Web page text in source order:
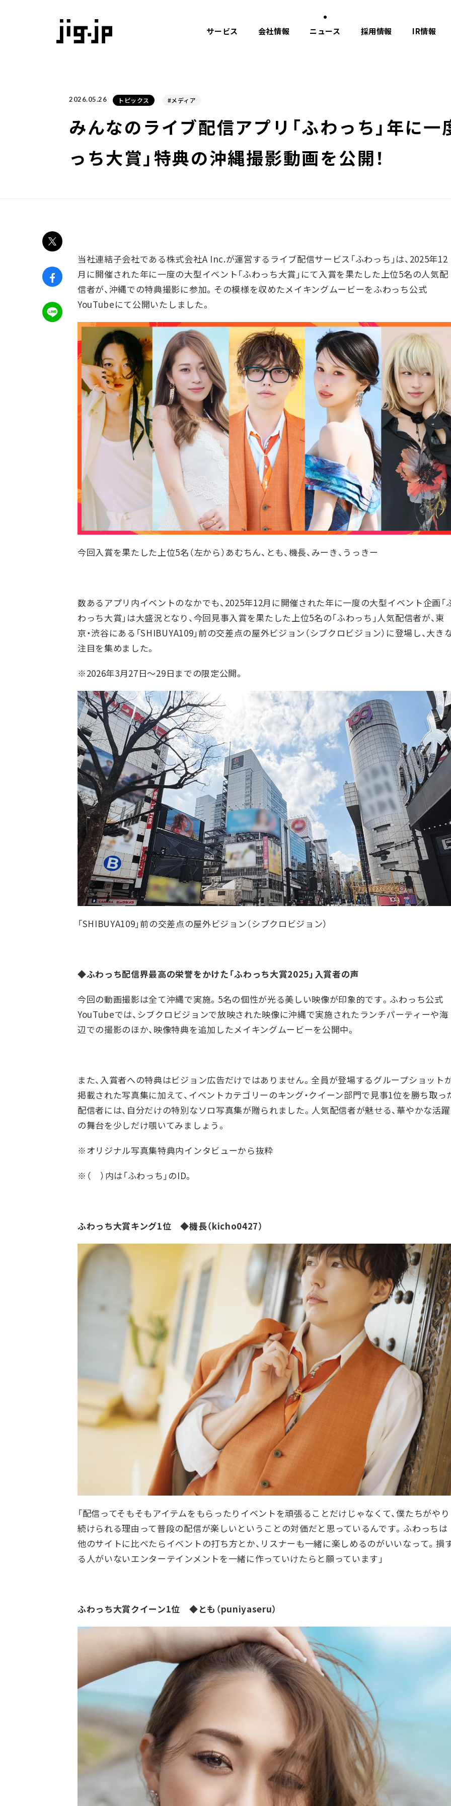
サービス 会社情報 ニュース 採用情報 IR情報
2026.05.26 トピックス #メディア
みんなのライブ配信アプリ「ふわっち」年に
っち大賞」特典の沖縄撮影動画を公開！
当社連結子会社である株式会社A Inc.が運営するライブ配信サービス「ふわっち」は、2025年12
月に開催された年に一度の大型イベント「ふわっち大賞」にて入賞を果たした上位5名の人気配
信者が、沖縄での特典撮影に参加。その模様を収めたメイキングムービーをふわっち公式
YouTubeにて公開いたしました。
今回入賞を果たした上位5名（左から）あむちん、とも、機長、みーき、うっきー
数あるアプリ内イベントのなかでも、2025年12月に開催された年に一度の大型イベント企画「
わっち大賞」は大盛況となり、今回見事入賞を果たした上位5名の「ふわっち」人気配信者が、東
京・渋谷にある「SHIBUYA109」前の交差点の屋外ビジョン（シブクロビジョン）に登場し、大き
注目を集めました。
※2026年3月27日～29日までの限定公開。
「SHIBUYA109」前の交差点の屋外ビジョン（シブクロビジョン）
◆ふわっち配信界最高の栄誉をかけた「ふわっち大賞2025」入賞者の声
今回の動画撮影は全て沖縄で実施。5名の個性が光る美しい映像が印象的です。ふわっち公式
YouTubeでは、シブクロビジョンで放映された映像に沖縄で実施されたランチパーティーや海
辺での撮影のほか、映像特典を追加したメイキングムービーを公開中。
また、入賞者への特典はビジョン広告だけではありません。全員が登場するグループショット
掲載された写真集に加えて、イベントカテゴリーのキング・クイーン部門で見事1位を勝ち取っ
配信者には、自分だけの特別なソロ写真集が贈られました。人気配信者が魅せる、華やかな活躍
の舞台を少しだけ覗いてみましょう。
※オリジナル写真集特典内インタビューから抜粋
※（ ）内は「ふわっち」のID。
ふわっち大賞キング1位 ◆機長（kicho0427）
「配信ってそもそもアイテムをもらったりイベントを頑張ることだけじゃなくて、僕たちがやり
続けられる理由って普段の配信が楽しいということの対価だと思っているんです。ふわっちは
他のサイトに比べたらイベントの打ち方とか、リスナーも一緒に楽しめるのがいいなって。損
る人がいないエンターテインメントを一緒に作っていけたらと願っています」
ふわっち大賞クイーン1位 ◆とも（puniyaseru）